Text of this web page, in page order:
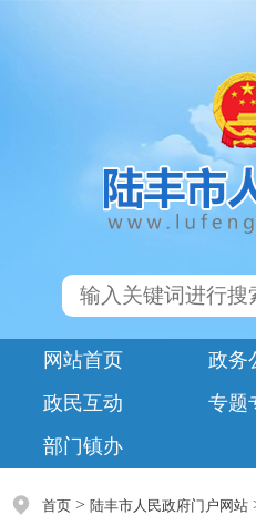
网站首页 政务
政民互动
专题
部门镇办
首页> 陆丰市人民政府门户网站